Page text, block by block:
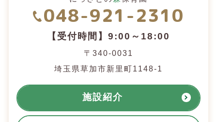
048-921-2310
【受付時間】9:00～18:00
〒340-0031
埼玉県草加市新里町1148-1
施設紹介